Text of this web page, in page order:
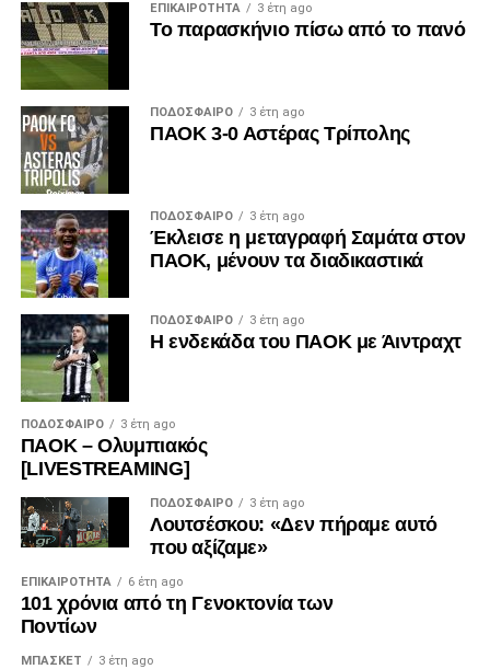
ΕΠΙΚΑΙΡΌΤΗΤΑ 3 έτη ago
Το παρασκήνιο πίσω από το πανό
ΠΟΔΌΣΦΑΙΡΟ 3 έτη ago
ΠΑΟΚ 3-0 Αστέρας Τρίπολης
ΠΟΔΌΣΦΑΙΡΟ 3 έτη ago
Έκλεισε η μεταγραφή Σαμάτα στον
ΠΑΟΚ, μένουν τα διαδικαστικά
ΠΟΔΌΣΦΑΙΡΟ 3 έτη ago
Η ενδεκάδα του ΠΑΟΚ με Άιντραχτ
ΠΟΔΌΣΦΑΙΡΟ 3 έτη ago
ΠΑΟΚ – Ολυμπιακός
[LIVESTREAMING]
ΠΟΔΌΣΦΑΙΡΟ 3 έτη ago
Λουτσέσκου: «Δεν πήραμε αυτό
που αξίζαμε»
ΕΠΙΚΑΙΡΌΤΗΤΑ 6 έτη ago
101 χρόνια από τη Γενοκτονία των
Ποντίων
ΜΠΆΣΚΕΤ 3 έτη ago